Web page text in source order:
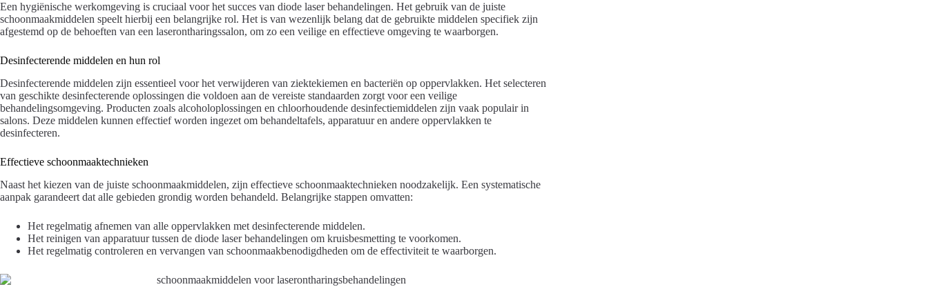
Een hygiënische werkomgeving is cruciaal voor het succes van diode laser behandelingen. Het gebruik van de juiste
schoonmaakmiddelen speelt hierbij een belangrijke rol. Het is van wezenlijk belang dat de gebruikte middelen specifiek zijn
afgestemd op de behoeften van een laserontharingssalon, om zo een veilige en effectieve omgeving te waarborgen.
Desinfecterende middelen en hun rol
Desinfecterende middelen zijn essentieel voor het verwijderen van ziektekiemen en bacteriën op oppervlakken. Het selecteren
van geschikte desinfecterende oplossingen die voldoen aan de vereiste standaarden zorgt voor een veilige
behandelingsomgeving. Producten zoals alcoholoplossingen en chloorhoudende desinfectiemiddelen zijn vaak populair in
salons. Deze middelen kunnen effectief worden ingezet om behandeltafels, apparatuur en andere oppervlakken te
desinfecteren.
Effectieve schoonmaaktechnieken
Naast het kiezen van de juiste schoonmaakmiddelen, zijn effectieve schoonmaaktechnieken noodzakelijk. Een systematische
aanpak garandeert dat alle gebieden grondig worden behandeld. Belangrijke stappen omvatten:
Het regelmatig afnemen van alle oppervlakken met desinfecterende middelen.
Het reinigen van apparatuur tussen de diode laser behandelingen om kruisbesmetting te voorkomen.
Het regelmatig controleren en vervangen van schoonmaakbenodigdheden om de effectiviteit te waarborgen.